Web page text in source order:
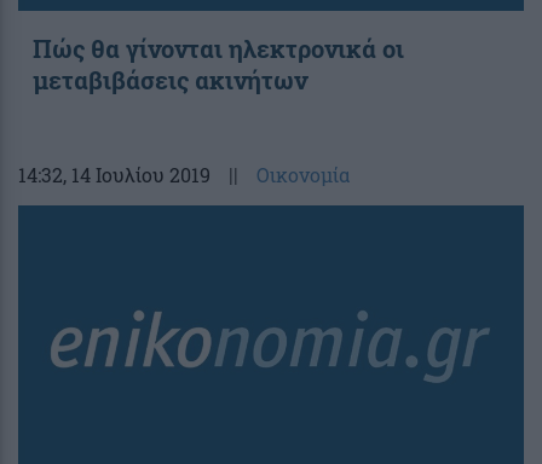
Πώς θα γίνονται ηλεκτρονικά οι
μεταβιβάσεις ακινήτων
14:32, 14 Ιουλίου 2019 || Οικονομία